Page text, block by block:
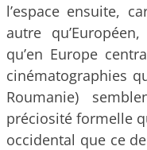
l’espace ensuite,
autre
qu’en Europe
cinématographies
Roumanie)
préciosité formelle
occidental que ce